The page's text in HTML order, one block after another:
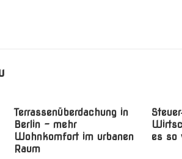
Terrassenüberdachung in
Berlin – mehr
Wohnkomfort im urbanen
Raum
es so